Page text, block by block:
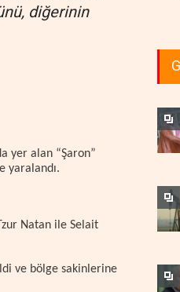
diğerinin
yer alan “Şaron”
yaralandı.
Natan ile Selait
ve bölge sakinlerine